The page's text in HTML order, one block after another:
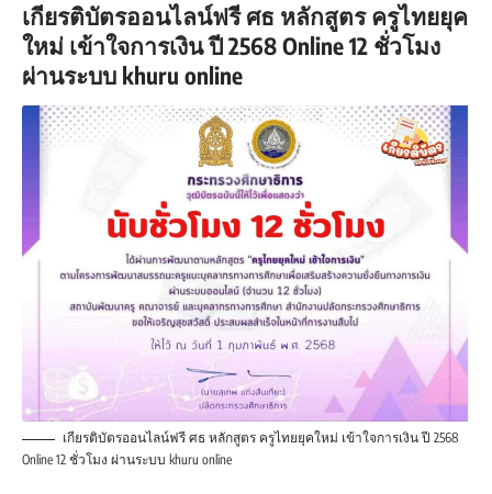
เกียรติบัตรออนไลน์ฟรี ศธ หลักสูตร ครูไทยยุค
ใหม่ เข้าใจการเงิน ปี 2568 Online 12 ชั่วโมง
ผ่านระบบ khuru online
เกียรติบัตรออนไลน์ฟรี ศธ หลักสูตร ครูไทยยุคใหม่ เข้าใจการเงิน ปี 2568
Online 12 ชั่วโมง ผ่านระบบ khuru online